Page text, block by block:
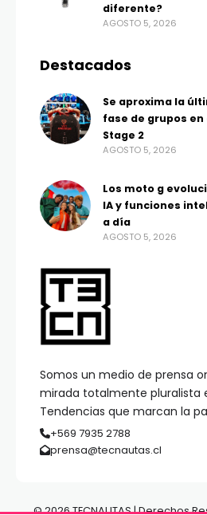
Somos un medio de prensa
mirada totalmente pluralista
Tendencias que marcan la
+569 7935 2788
prensa@tecnautas.cl
diferente?
AGOSTO 5, 2026
Destacados
Se aproxima la
fase de grupos en
Stage 2
AGOSTO 5, 2026
Los moto g
IA y funciones
a día
AGOSTO 5, 2026
© 2026 TECNAUTAS | Derechos